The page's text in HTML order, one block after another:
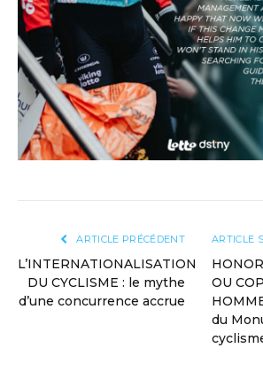
ARTICLE PRÉCÉDENT
L’INTERNATIONALISATION
DU CYCLISME : le mythe
d’une concurrence accrue
ARTICLE
OU
du